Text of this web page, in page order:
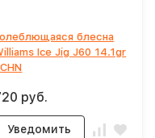
блесна
Ice Jig J60 14.1gr
руб.
Уведомить